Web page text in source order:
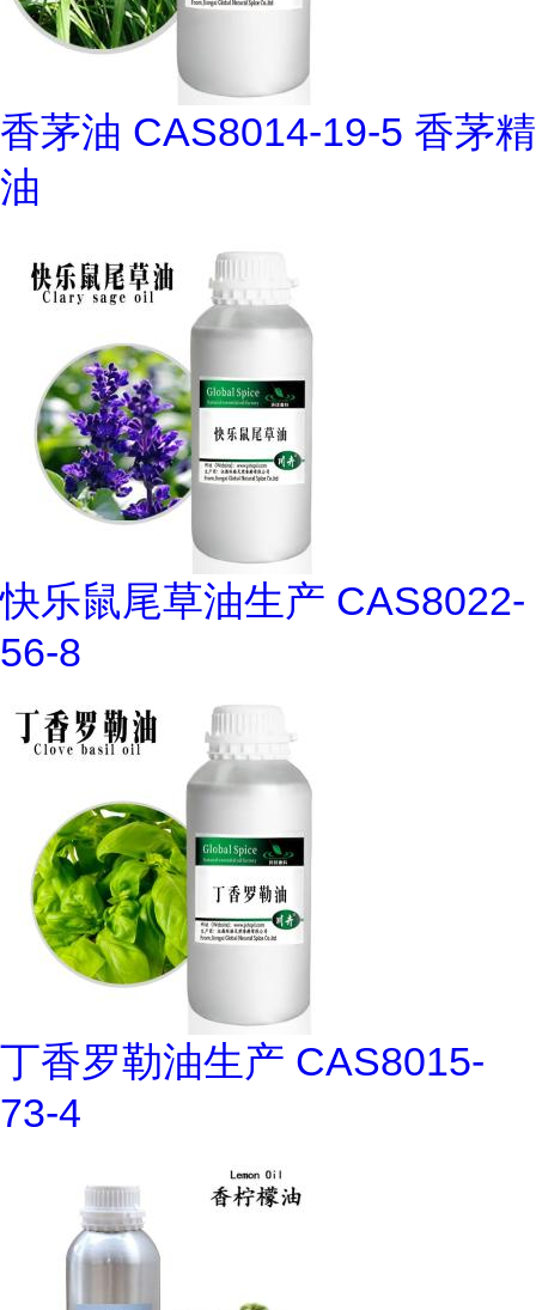
香茅油 CAS8014-19-5 香茅精
油
快乐鼠尾草油生产 CAS8022-
56-8
丁香罗勒油生产 CAS8015-
73-4